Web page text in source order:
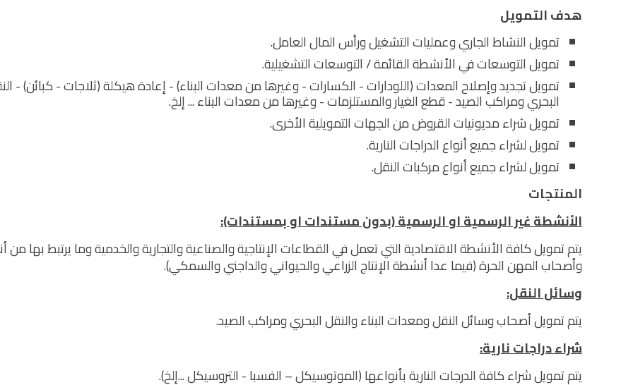
هدف التمويل
تمويل النشاط الجاري وعمليات التشغيل ورأس المال العامل.
تمويل التوسعات في الأنشطة القائمة / التوسعات التشغيلية.
تمويل تجديد وإصلاح المعدات (اللودارات - الكسارات - وغيرها من معدات البناء) - إعادة هيكلة (ثلاجات - كبائن) -
البحري ومراكب الصيد - قطع الغيار والمستلزمات - وغيرها من معدات البناء ... إلخ.
تمويل شراء مديونيات القروض من الجهات التمويلية الأخرى.
تمويل لشراء جميع أنواع الدراجات النارية.
تمويل لشراء جميع أنواع مركبات النقل.
المنتجات
الأنشطة غير الرسمية او الرسمية (بدون مستندات او بمستندات):
يتم تمويل كافة الأنشطة الاقتصادية التي تعمل في القطاعات الإنتاجية والصناعية والتجارية والخدمية وما يرتبط بها من
وأصحاب المهن الحرة (فيما عدا أنشطة الإنتاج الزراعي والحيواني والداجني والسمكي).
وسائل النقل:
يتم تمويل أصحاب وسائل النقل ومعدات البناء والنقل البحري ومراكب الصيد.
شراء دراجات نارية:
يتم تمويل شراء كافة الدرجات النارية بأنواعها (الموتوسيكل – الفسبا - التروسيكل ...إلخ).